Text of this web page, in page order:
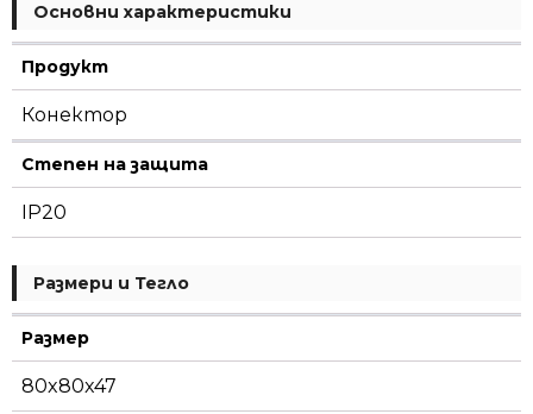
шина
за
вграждане
Lumines
Genesis
бял
LUM-
37-
0055-
30
Основни характеристики
Продукт
Конектор
Степен на защита
IP20
Размери и Тегло
Размер
80x80x47